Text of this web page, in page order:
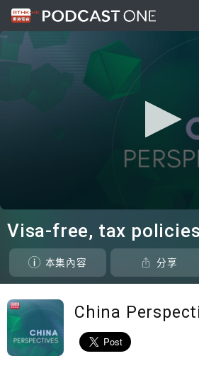
seconds
minutes,
23
seconds
本集內容 分享
China